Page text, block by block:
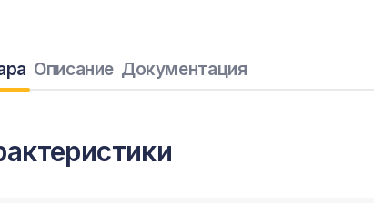
Описание Документация